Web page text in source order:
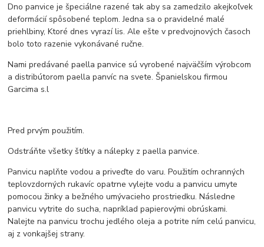
Dno panvice je špeciálne razené tak aby sa zamedzilo akejkoľvek
deformácií spôsobené teplom. Jedna sa o pravidelné malé
priehlbiny, Ktoré dnes vyrazí lis. Ale ešte v predvojnových časoch
bolo toto razenie vykonávané ručne.
Nami predávané paella panvice sú vyrobené najväčším výrobcom
a distribútorom paella panvíc na svete. Španielskou firmou
Garcima s.l
Pred prvým použitím.
Odstráňte všetky štítky a nálepky z paella panvice.
Panvicu naplňte vodou a priveďte do varu. Použitím ochranných
teplovzdorných rukavíc opatrne vylejte vodu a panvicu umyte
pomocou žinky a bežného umývacieho prostriedku. Následne
panvicu vytrite do sucha, napríklad papierovými obrúskami.
Nalejte na panvicu trochu jedlého oleja a potrite ním celú panvicu,
aj z vonkajšej strany.